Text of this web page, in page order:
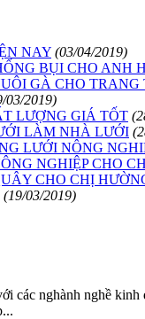
NAY (03/04/2019)
BỤI CHO ANH
GÀ CHO
03/2019)
LƯỢNG GIÁ TỐT
LÀM NHÀ LƯỚI
LƯỚI NÔNG
NGHIỆP CHO
CHO CHỊ
(19/03/2019)
các nghành nghề